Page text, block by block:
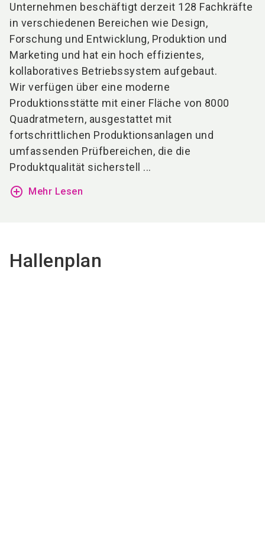
Unternehmen beschäftigt derzeit 128 Fachkräfte
in verschiedenen Bereichen wie Design,
Forschung und Entwicklung, Produktion und
Marketing und hat ein hoch effizientes,
kollaboratives Betriebssystem aufgebaut.
Wir verfügen über eine moderne
Produktionsstätte mit einer Fläche von 8000
Quadratmetern, ausgestattet mit
fortschrittlichen Produktionsanlagen und
umfassenden Prüfbereichen, die die
Produktqualität sicherstell ...
add_circle_outline Mehr Lesen
Hallenplan